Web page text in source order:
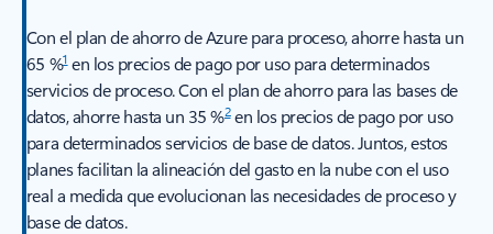
Con el plan de ahorro de Azure para proceso, ahorre hasta un
65 %1en los precios de pago por uso para determinados
servicios de proceso. Con el plan de ahorro para las bases de
datos, ahorre hasta un 35 %2en los precios de pago por uso
para determinados servicios de base de datos. Juntos, estos
planes facilitan la alineación del gasto en la nube con el uso
real a medida que evolucionan las necesidades de proceso y
base de datos.